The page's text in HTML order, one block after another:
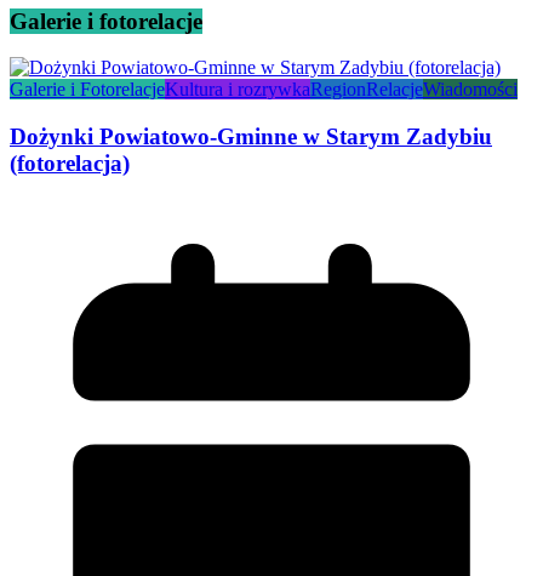
Galerie i fotorelacje
Galerie i FotorelacjeKultura i rozrywkaRegionRelacjeWiadomości
Dożynki Powiatowo-Gminne w Starym Zadybiu
(fotorelacja)